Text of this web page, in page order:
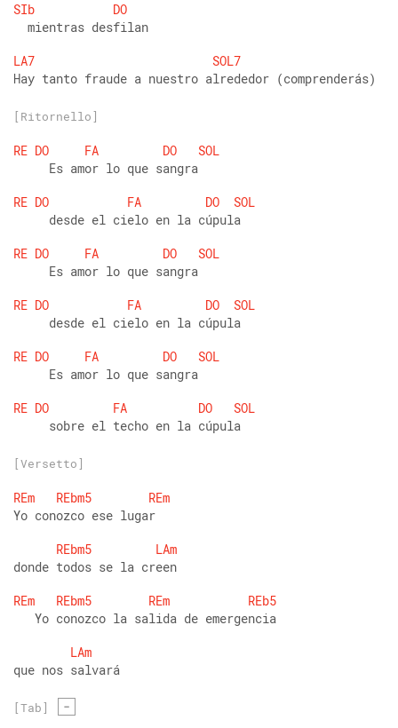
SIb
DO
  mientras desfilan
LA7
SOL7
Hay tanto fraude a nuestro alrededor (comprenderás)
[Ritornello]
RE DO FA DO
SOL
     Es amor lo que sangra
RE DO FA DO
SOL
     desde el cielo en la cúpula
RE DO FA DO
SOL
     Es amor lo que sangra
RE DO FA DO
SOL
     desde el cielo en la cúpula
RE DO FA DO
SOL
     Es amor lo que sangra
RE DO FA DO
SOL
     sobre el techo en la cúpula
[Versetto]
REm REbm5
REm
Yo conozco ese lugar
REbm5
LAm
donde todos se la creen
REm
REbm5 REm
REb5
   Yo conozco la salida de emergencia
LAm
que nos salvará
[Tab] -